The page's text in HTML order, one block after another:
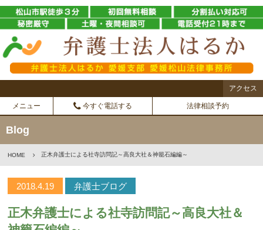
アクセス
メニュー 今すぐ電話する 法律相談予約
Blog
HOME 正木弁護士による社寺訪問記～高良大社＆神籠石編編～
2018.4.19 弁護士ブログ
正木弁護士による社寺訪問記～高良大社＆